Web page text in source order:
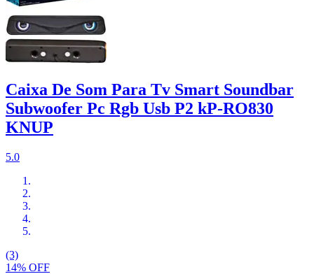
Caixa De Som Para Tv Smart Soundbar
Subwoofer Pc Rgb Usb P2 kP-RO830
KNUP
5.0
(3)
14% OFF